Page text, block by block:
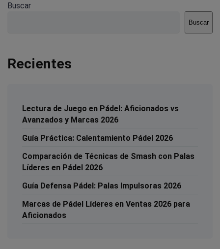
Buscar
Buscar
Recientes
Lectura de Juego en Pádel: Aficionados vs
Avanzados y Marcas 2026
Guía Práctica: Calentamiento Pádel 2026
Comparación de Técnicas de Smash con Palas
Líderes en Pádel 2026
Guía Defensa Pádel: Palas Impulsoras 2026
Marcas de Pádel Líderes en Ventas 2026 para
Aficionados